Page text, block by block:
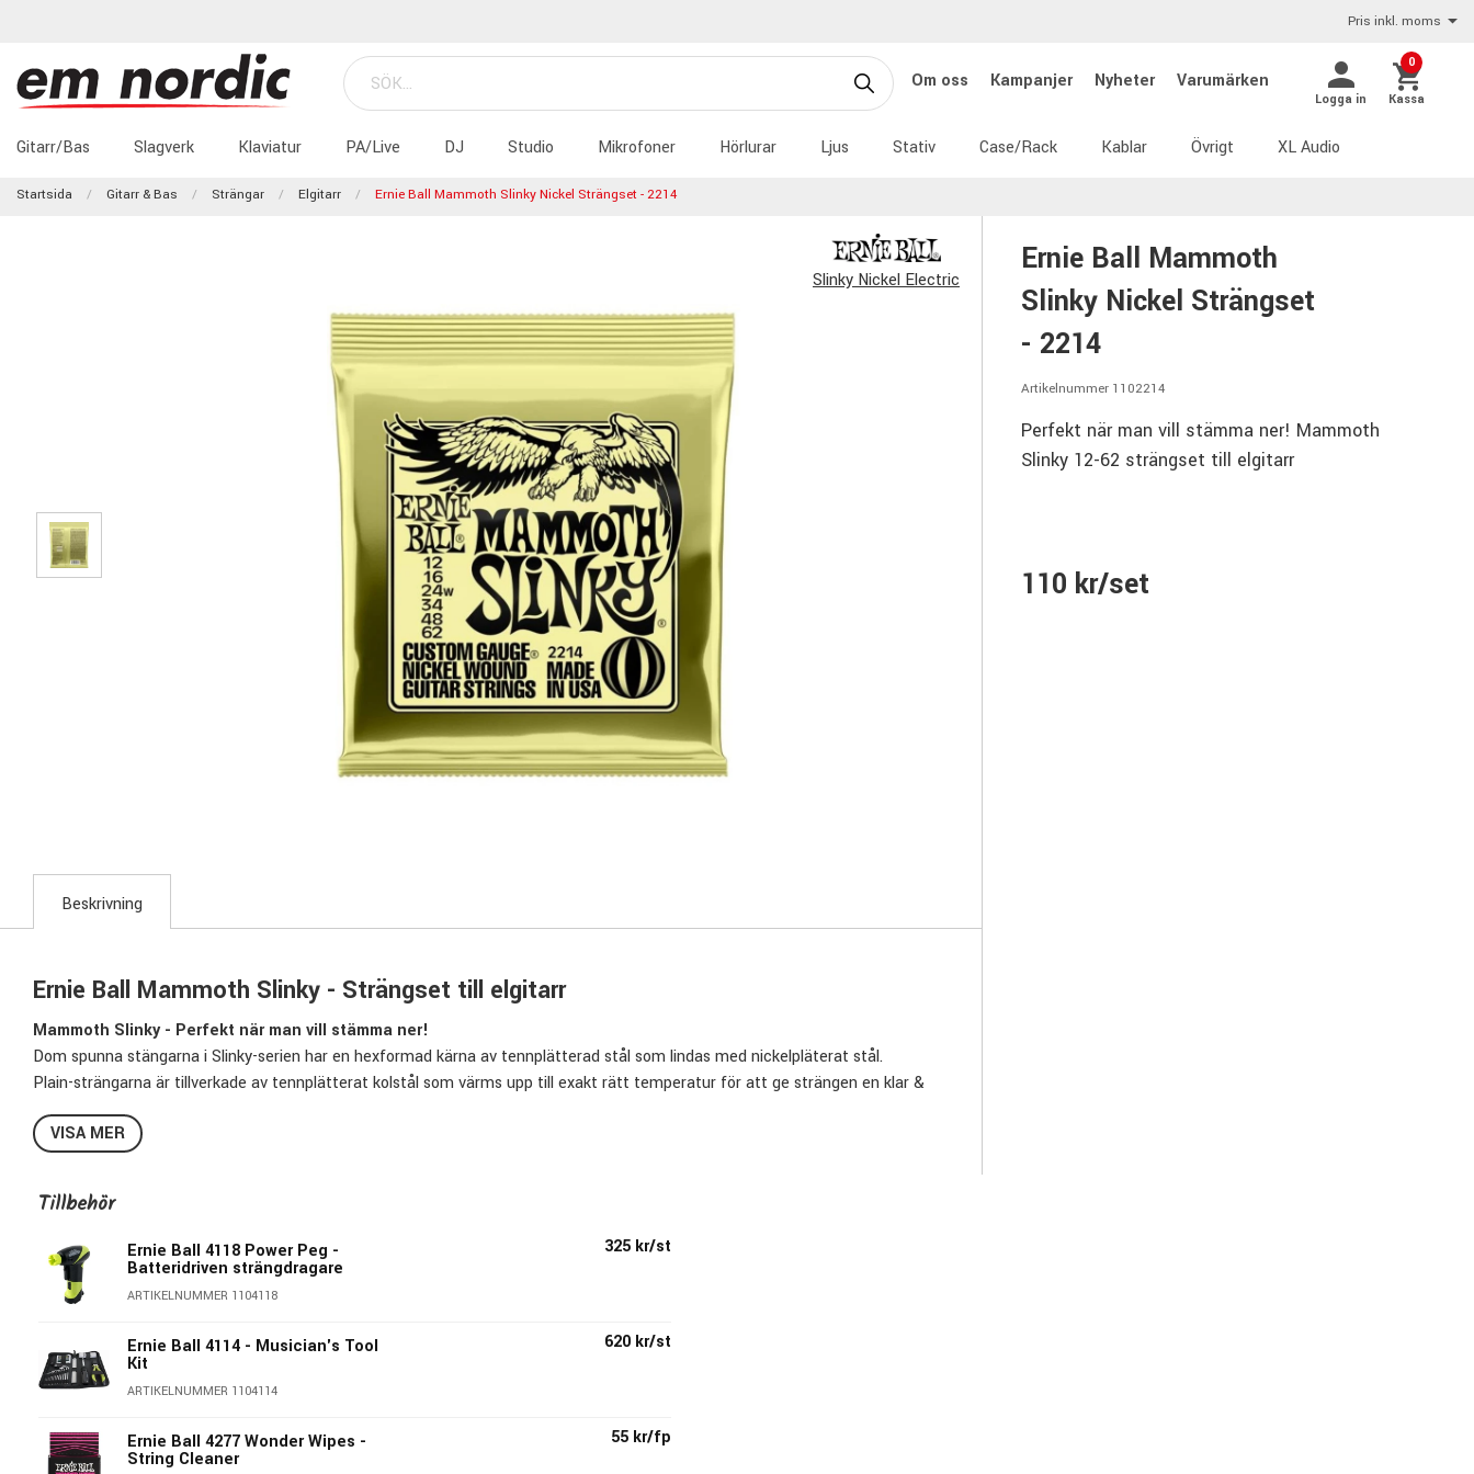
Pris inkl. moms
Om oss Kampanjer Nyheter Varumärken
Logga in
0
Kassa
Gitarr/Bas Slagverk Klaviatur PA/Live DJ Studio Mikrofoner Hörlurar Ljus Stativ Case/Rack Kablar Övrigt XL Audio
Startsida Gitarr & Bas Strängar Elgitarr Ernie Ball Mammoth Slinky Nickel Strängset - 2214
Slinky Nickel Electric
Ernie Ball Mammoth
Slinky Nickel Strängset
- 2214
Artikelnummer 1102214
Perfekt när man vill stämma ner! Mammoth
Slinky 12-62 strängset till elgitarr
110 kr/set
Beskrivning
Ernie Ball Mammoth Slinky - Strängset till elgitarr
Mammoth Slinky - Perfekt när man vill stämma ner!
Dom spunna stängarna i Slinky-serien har en hexformad kärna av tennplätterad stål som lindas med nickelpläterat stål.
Plain-strängarna är tillverkade av tennplätterat kolstål som värms upp till exakt rätt temperatur för att ge strängen en klar &
balanserad ton.
Ernie Ball's Slinky-strängar är det självklara strängvalet för mängder av gitarrister världen över!
B:016
G:024 Spunnen
D:034 spunnen
E:062 spunnen
VISA MER
Tillbehör
Ernie Ball 4118 Power Peg -
Batteridriven strängdragare
ARTIKELNUMMER 1104118
325 kr/st
Ernie Ball 4114 - Musician's Tool
Kit
ARTIKELNUMMER 1104114
620 kr/st
Ernie Ball 4277 Wonder Wipes -
String Cleaner
55 kr/fp